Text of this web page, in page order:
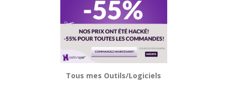
Tous mes Outils/Logiciels